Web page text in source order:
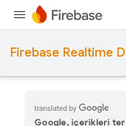
Firebase Realtime
Google, içerikleri